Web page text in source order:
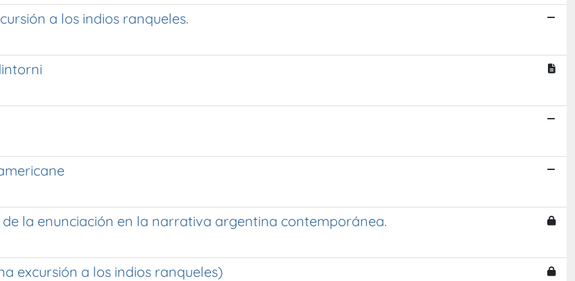
a los indios ranqueles.
la enunciación en la narrativa argentina contemporánea.
excursión a los indios ranqueles)